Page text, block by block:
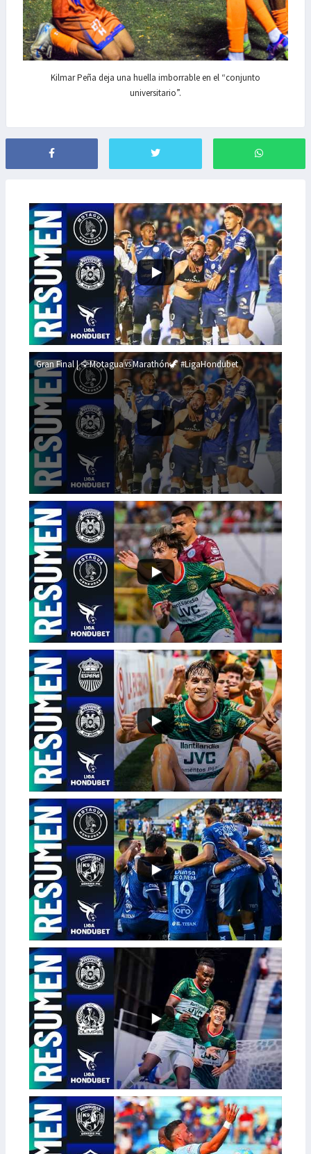
Kilmar Peña deja una huella imborrable en el “conjunto
universitario”.
Gran Final | 🦅Motagua🆚Marathón🦖 #LigaHondubet